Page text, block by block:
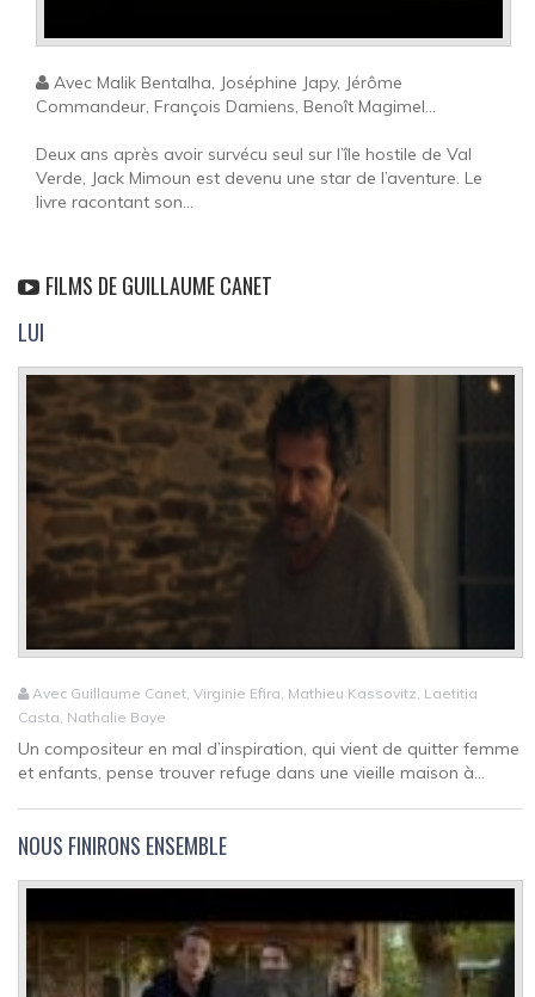
Avec Malik Bentalha, Joséphine Japy, Jérôme
Commandeur, François Damiens, Benoît Magimel...
Deux ans après avoir survécu seul sur l’île hostile de Val
Verde, Jack Mimoun est devenu une star de l’aventure. Le
livre racontant son...
FILMS DE GUILLAUME CANET
LUI
Avec Guillaume Canet, Virginie Efira, Mathieu Kassovitz, Laetitia
Casta, Nathalie Baye
Un compositeur en mal d’inspiration, qui vient de quitter femme
et enfants, pense trouver refuge dans une vieille maison à...
NOUS FINIRONS ENSEMBLE